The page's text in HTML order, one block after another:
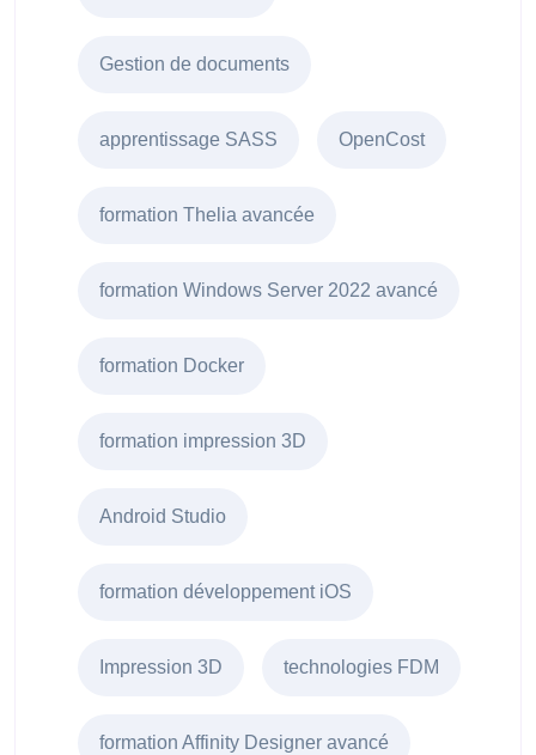
Gestion de documents
apprentissage SASS OpenCost
formation Thelia avancée
formation Windows Server 2022 avancé
formation Docker
formation impression 3D
Android Studio
formation développement iOS
Impression 3D technologies FDM
formation Affinity Designer avancé